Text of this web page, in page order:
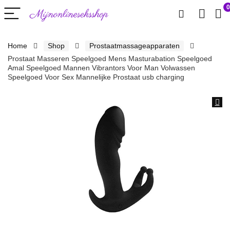
0
Home Shop
Prostaatmassageapparaten
Prostaat Masseren Speelgoed Mens Masturabation Speelgoed
Amal Speelgoed Mannen Vibrantors Voor Man Volwassen
Speelgoed Voor Sex Mannelijke Prostaat usb charging